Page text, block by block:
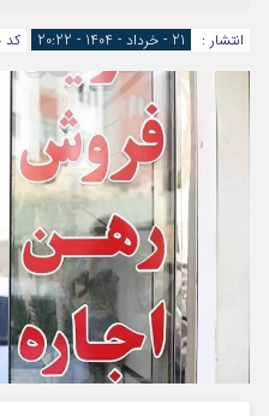
انتشار : 21 - خرداد - 1404 - 20:22 کد